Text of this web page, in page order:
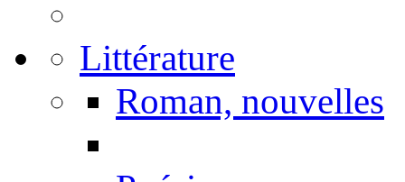
Littérature
Roman, nouvelles